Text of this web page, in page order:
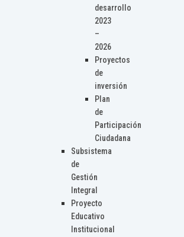
desarrollo
2023
–
2026
Proyectos
de
inversión
Plan
de
Participación
Ciudadana
Subsistema
de
Gestión
Integral
Proyecto
Educativo
Institucional